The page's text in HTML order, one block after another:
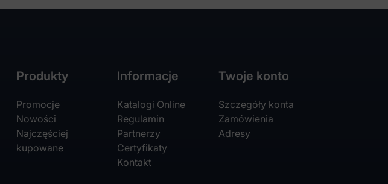
Produkty
Promocje
Nowości
Najczęściej
kupowane
Informacje
Katalogi Online
Regulamin
Partnerzy
Certyfikaty
Kontakt
Twoje konto
Szczegóły konta
Zamówienia
Adresy